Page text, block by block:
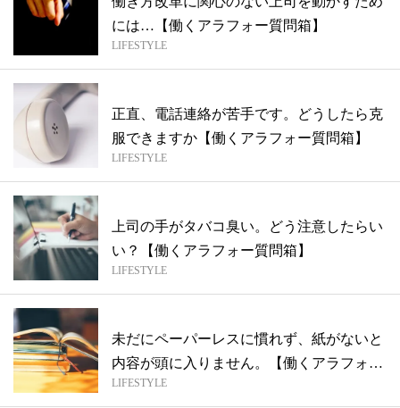
には…【働くアラフォー質問箱】
LIFESTYLE
正直、電話連絡が苦手です。どうしたら克
服できますか【働くアラフォー質問箱】
LIFESTYLE
上司の手がタバコ臭い。どう注意したらい
い？【働くアラフォー質問箱】
LIFESTYLE
未だにペーパーレスに慣れず、紙がないと
内容が頭に入りません。【働くアラフォー
質問...
LIFESTYLE